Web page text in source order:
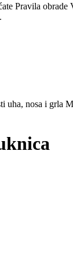
Pravila obrade
uha, nosa i grla